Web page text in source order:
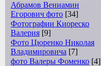
Абрамов Вениамин
Егорович фото [34]
Фотографии Киореско
Валерия [9]
Фото Цюренко Николая
Владимировича [7]
фото Валеры Фоменко [4]